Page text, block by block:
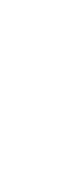
Lokal